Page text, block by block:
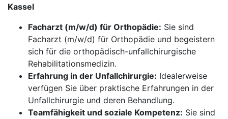
Kassel
Facharzt (m/w/d) für Orthopädie: Sie sind
Facharzt (m/w/d) für Orthopädie und begeistern
sich für die orthopädisch-unfallchirurgische
Rehabilitationsmedizin.
Erfahrung in der Unfallchirurgie: Idealerweise
verfügen Sie über praktische Erfahrungen in der
Unfallchirurgie und deren Behandlung.
Teamfähigkeit und soziale Kompetenz: Sie sind